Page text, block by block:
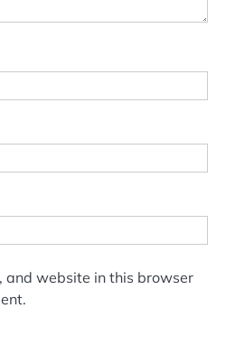
and website in this browser